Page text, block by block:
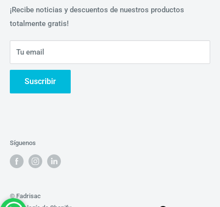
Nosotros
Contáctanos
¡Recibe noticias y descuentos de nuestros productos
totalmente gratis!
Tu email
Suscribir
Síguenos
© Fadrisac